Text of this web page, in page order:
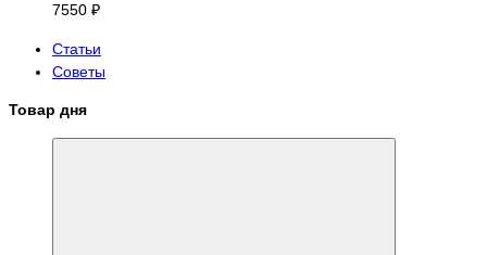
7550 ₽
Статьи
Советы
Товар дня